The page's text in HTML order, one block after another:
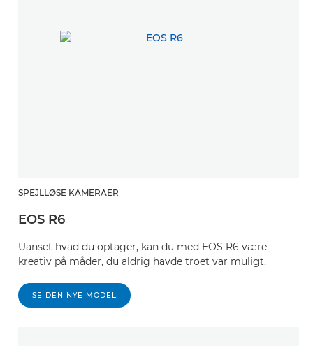
SPEJLLØSE KAMERAER
EOS R6
Uanset hvad du optager, kan du med EOS R6 være
kreativ på måder, du aldrig havde troet var muligt.
SE DEN NYE MODEL